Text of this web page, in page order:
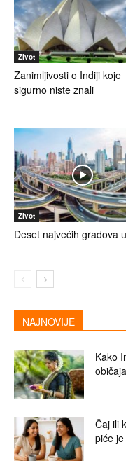
Život
Zanimljivosti o Indiji koje
sigurno niste znali
Život
Deset najvećih gradova
NAJNOVIJE
Kako
Čaj ili
piće